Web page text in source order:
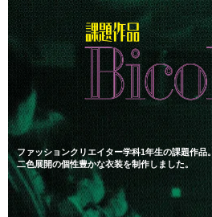
ファッションクリエイター学科1年生の課題作品。
二色展開の個性豊かな衣装を制作しました。